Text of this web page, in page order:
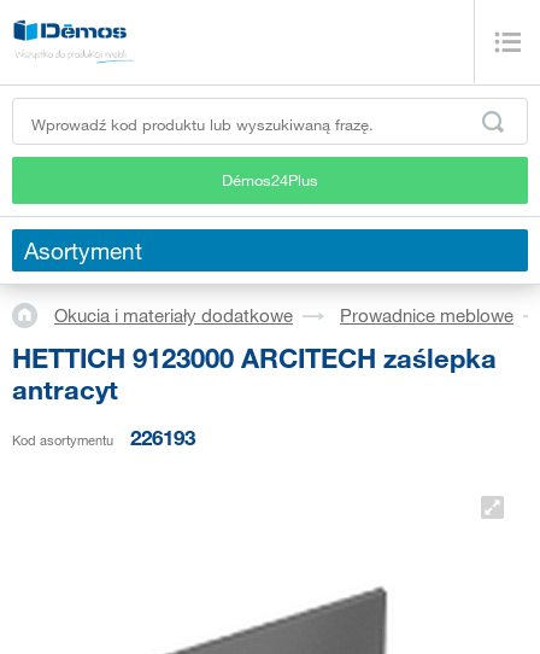
Démos24Plus
Asortyment
Okucia i materiały dodatkowe Prowadnice meblowe
HETTICH 9123000 ARCITECH zaślepka
antracyt
Kod asortymentu 226193